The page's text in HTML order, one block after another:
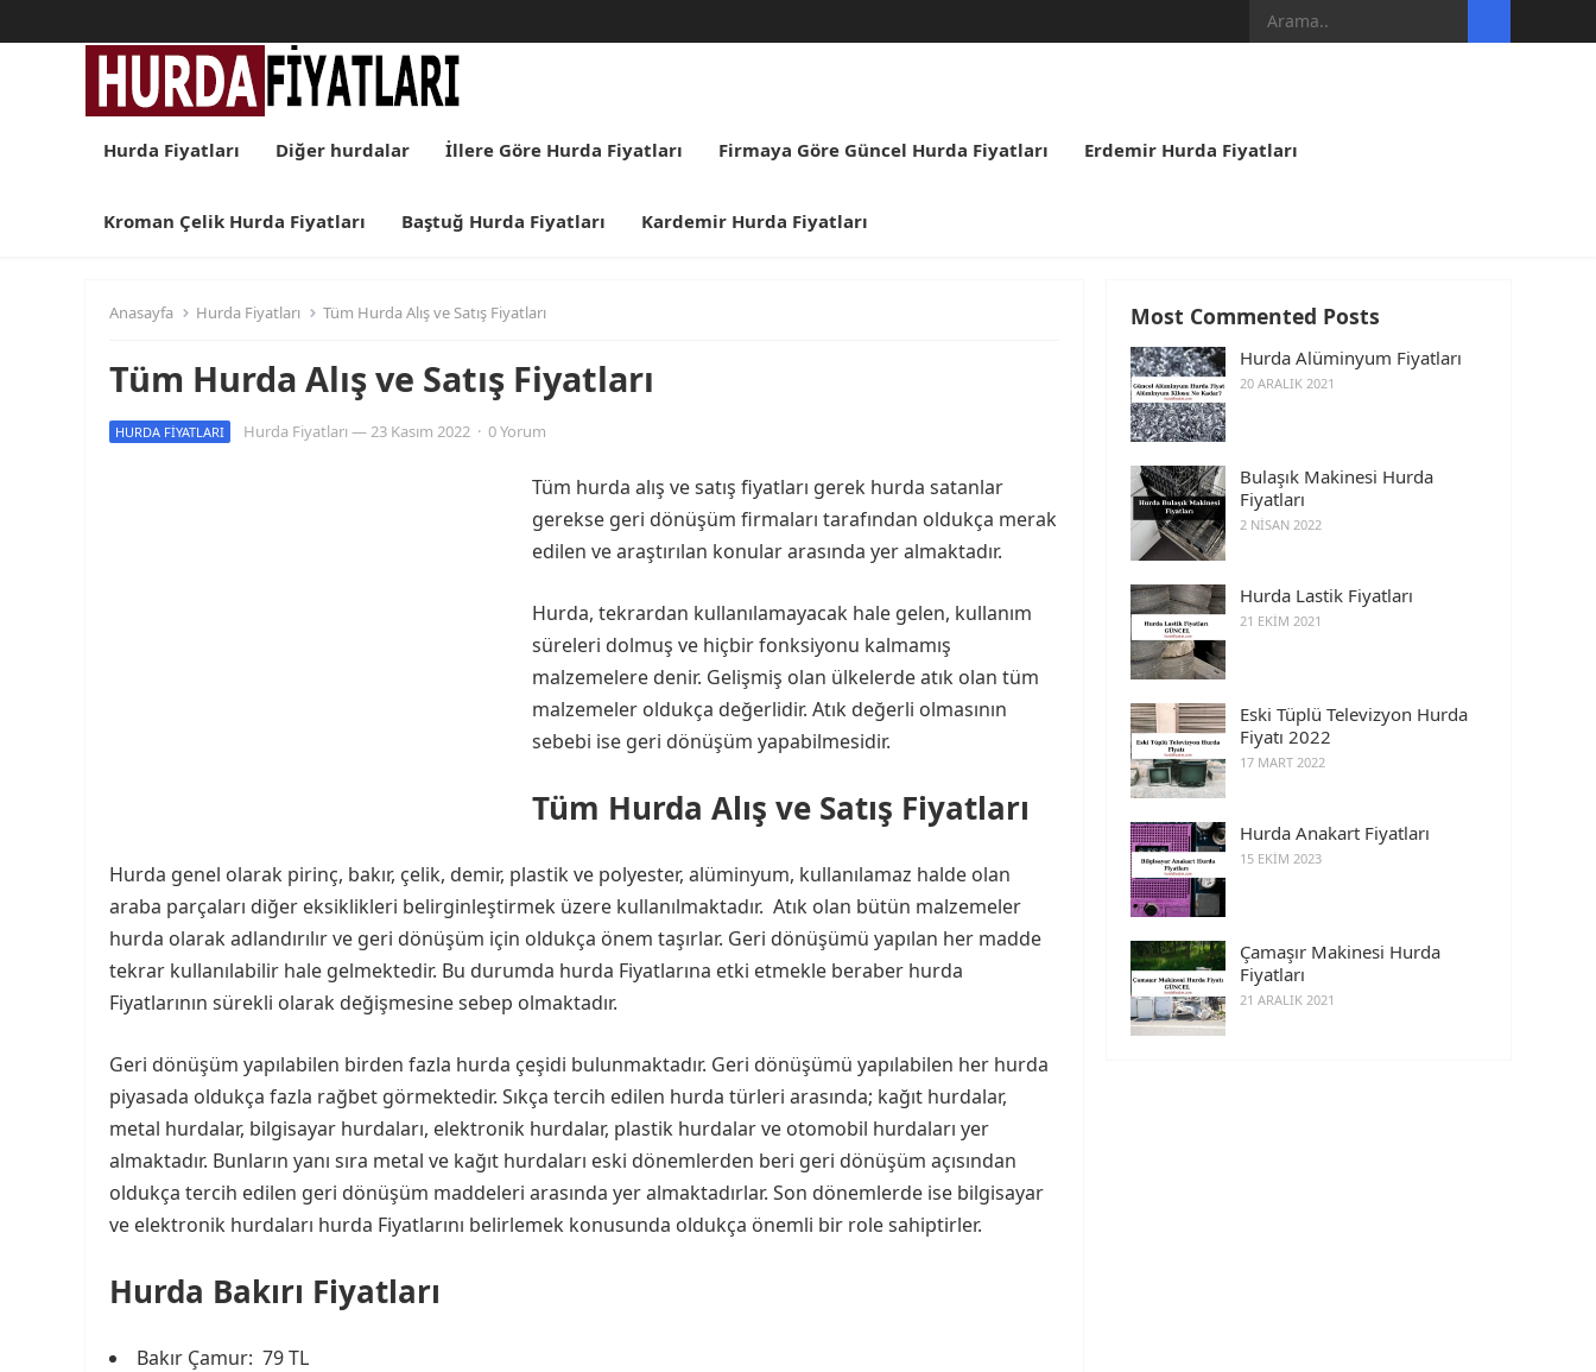
Hurda Fiyatları Diğer hurdalar İllere Göre Hurda Fiyatları Firmaya Göre Güncel Hurda Fiyatları Erdemir Hurda Fiyatları
Kroman Çelik Hurda Fiyatları Baştuğ Hurda Fiyatları Kardemir Hurda Fiyatları
Anasayfa Hurda Fiyatları Tüm Hurda Alış ve Satış Fiyatları
Tüm Hurda Alış ve Satış Fiyatları
HURDA FIYATLARI Hurda Fiyatları —23 Kasım 2022 · 0 Yorum
Tüm hurda alış ve satış fiyatları gerek hurda satanlar
gerekse geri dönüşüm firmaları tarafından oldukça merak
edilen ve araştırılan konular arasında yer almaktadır.
Hurda, tekrardan kullanılamayacak hale gelen, kullanım
süreleri dolmuş ve hiçbir fonksiyonu kalmamış
malzemelere denir. Gelişmiş olan ülkelerde atık olan tüm
malzemeler oldukça değerlidir. Atık değerli olmasının
sebebi ise geri dönüşüm yapabilmesidir.
Tüm Hurda Alış ve Satış Fiyatları
Hurda genel olarak pirinç, bakır, çelik, demir, plastik ve polyester, alüminyum, kullanılamaz halde olan
araba parçaları diğer eksiklikleri belirginleştirmek üzere kullanılmaktadır. Atık olan bütün malzemeler
hurda olarak adlandırılır ve geri dönüşüm için oldukça önem taşırlar. Geri dönüşümü yapılan her madde
tekrar kullanılabilir hale gelmektedir. Bu durumda hurda Fiyatlarına etki etmekle beraber hurda
Fiyatlarının sürekli olarak değişmesine sebep olmaktadır.
Geri dönüşüm yapılabilen birden fazla hurda çeşidi bulunmaktadır. Geri dönüşümü yapılabilen her hurda
piyasada oldukça fazla rağbet görmektedir. Sıkça tercih edilen hurda türleri arasında; kağıt hurdalar,
metal hurdalar, bilgisayar hurdaları, elektronik hurdalar, plastik hurdalar ve otomobil hurdaları yer
almaktadır. Bunların yanı sıra metal ve kağıt hurdaları eski dönemlerden beri geri dönüşüm açısından
oldukça tercih edilen geri dönüşüm maddeleri arasında yer almaktadırlar. Son dönemlerde ise bilgisayar
ve elektronik hurdaları hurda Fiyatlarını belirlemek konusunda oldukça önemli bir role sahiptirler.
Hurda Bakırı Fiyatları
Bakır Çamur: 79 TL
Most Commented Posts
Hurda Alüminyum Fiyatları
20 ARALIK 2021
Bulaşık Makinesi Hurda
Fiyatları
2 NISAN 2022
Hurda Lastik Fiyatları
21 EKIM 2021
Eski Tüplü Televizyon Hurda
Fiyatı 2022
17 MART 2022
Hurda Anakart Fiyatları
15 EKIM 2023
Çamaşır Makinesi Hurda
Fiyatları
21 ARALIK 2021